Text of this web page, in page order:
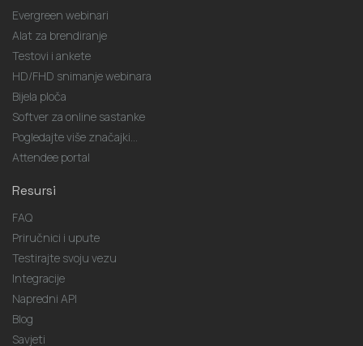
Evergreen webinari
Alat za brendiranje
Testovi i ankete
HD/FHD snimanje webinara
Bijela ploča
Softver za online sastanke
Pogledajte više značajki...
Attendee portal
Resursi
FAQ
Priručnici i upute
Testirajte svoju vezu
Integracije
Napredni API
Blog
Savjeti